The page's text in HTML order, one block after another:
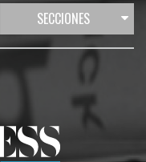
SECCIONES